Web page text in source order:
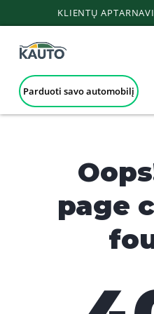
KLIENTŲ
Parduoti savo automobilį
page